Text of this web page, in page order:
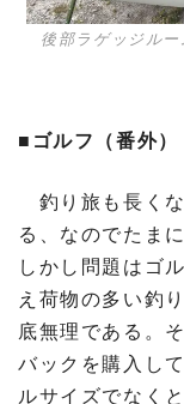
後部ラゲッジル
■ゴルフ（番外）
釣り旅も長く
る、なのでたま
しかし問題はゴ
え荷物の多い釣
底無理である。
バックを購入し
ルサイズでなく